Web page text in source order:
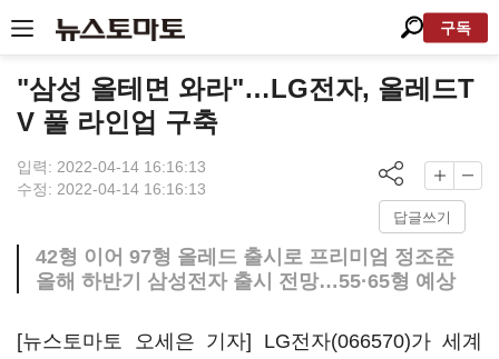
구독
"삼성 올테면 와라"…LG전자, 올레드T
V 풀 라인업 구축
입력: 2022-04-14 16:16:13
수정: 2022-04-14 16:16:13
답글쓰기
42형 이어 97형 올레드 출시로 프리미엄 정조준
올해 하반기 삼성전자 출시 전망…55·65형 예상
[뉴스토마토 오세은 기자] LG전자(066570)가 세계